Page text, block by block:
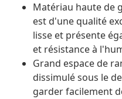
Matériau haute de
est d'une qualité
lisse et présente
et résistance à
Grand espace de
dissimulé sous le
garder facilement